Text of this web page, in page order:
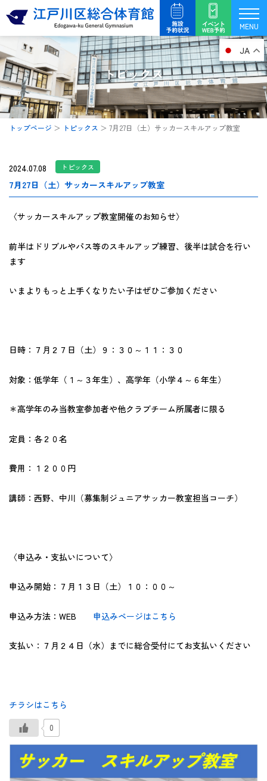
を
ス
キ
ッ
プ
MENU
トピックス
トップページ ＞ トピックス ＞ 7月27日（土）サッカースキルアップ教室
2024.07.08 トピックス
7月27日（土）サッカースキルアップ教室
〈サッカースキルアップ教室開催のお知らせ〉
前半はドリブルやパス等のスキルアップ練習、後半は試合を行い
ます
いまよりもっと上手くなりたい子はぜひご参加ください
日時：７月２７日（土）９：３０～１１：３０
対象：低学年（１～３年生）、高学年（小学４～６年生）
＊高学年のみ当教室参加者や他クラブチーム所属者に限る
定員：各２０名
費用：１２００円
講師：西野、中川（募集制ジュニアサッカー教室担当コーチ）
〈申込み・支払いについて〉
申込み開始：７月１３日（土）１０：００～
申込み方法：WEB 申込みページはこちら
支払い：７月２４日（水）までに総合受付にてお支払いください
チラシはこちら
0
JA